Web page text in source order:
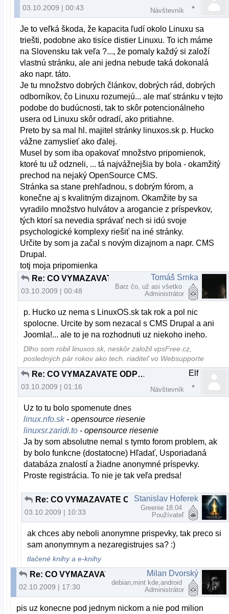
03.10.2009 | 00:43 Návštevník
Je to veľká škoda, že kapacita ľudí okolo Linuxu sa
triešti, podobne ako tisíce distier Linuxu. To ich máme
na Slovensku tak veľa ?..., že pomaly každý si založí
vlastnú stránku, ale ani jedna nebude taká dokonalá
ako napr. táto.
Je tu množstvo dobrých článkov, dobrých rád, dobrých
odborníkov, čo Linuxu rozumejú... ale mať stránku v tejto
podobe do budúcnosti, tak to skôr potencionálneho
usera od Linuxu skôr odradí, ako pritiahne.
Preto by sa mal hl. majitel stránky linuxos.sk p. Hucko
vážne zamyslieť ako ďalej.
Musel by som iba opakovať množstvo pripomienok,
ktoré tu už odzneli, ... tá najvážnejšia by bola - okamžitý
prechod na nejaký OpenSource CMS.
Stránka sa stane prehľadnou, s dobrým fórom, a
konečne aj s kvalitným dizajnom. Okamžite by sa
vyradilo množstvo hulvátov a arogancie z príspevkov,
tých ktorí sa nevedia správať nech si idú svoje
psychologické komplexy riešiť na iné stránky.
Určite by som ja začal s novým dizajnom a napr. CMS
Drupal.
totj moja pripomienka
03.10.2009 | 00:48
Tomáš Srnka
Barz čo, už asi všetko
Administrátor
p. Hucko uz nema s LinuxOS.sk tak rok a pol nic
spolocne. Urcite by som nezacal s CMS Drupal a ani
Joomla!... ale to je na rozhodnuti uz niekoho ineho.
Dlho som robil linuxos.sk, neskôr založil vpsFree.cz,
posledných pár rokov ako tech. riaditeľ vo Websupporte
Re: CO VYMAZAVATE ODPOVEDE TY DEBILNY ADMIN ???
03.10.2009 | 01:16
Elf
Návštevník
Uz to tu bolo spomenute dnes
linux.nfo.sk - opensource riesenie
linuxsr.zaridi.to - opensource riesenie
Ja by som absolutne nemal s tymto forom problem, ak
by bolo funkcne (dostatocne) Hľadať, Usporiadaná
databáza znalostí a žiadne anonymné príspevky.
Proste registrácia. To nie je tak veľa predsa!
Re: CO VYMAZAVATE ODPOVEDE TY DEBILNY ADMIN ???
03.10.2009 | 10:33
Stanislav Hoferek
Greenie 18.04
Používateľ
ak chces aby neboli anonymne prispevky, tak preco si
sam anonymnym a nezaregistrujes sa? :)
tlačené knihy a e-knihy
02.10.2009 | 17:30
Milan Dvorský
debian,mint kde,android
Administrátor
pis uz konecne pod jednym nickom a nie pod milion